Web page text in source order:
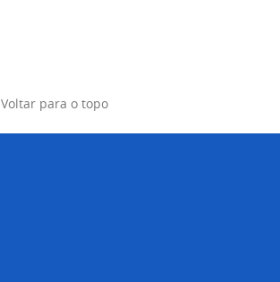
Voltar para o topo